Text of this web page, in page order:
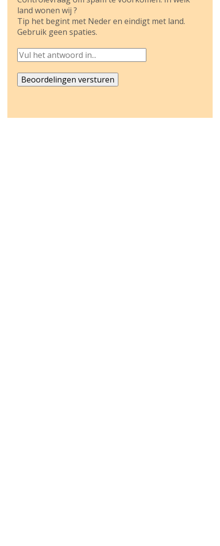
land wonen wij ?
Tip het begint met Neder en eindigt met land.
Gebruik geen spaties.